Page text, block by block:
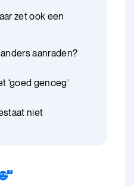
zet ook een
aanraden?
‘goed genoeg’
niet